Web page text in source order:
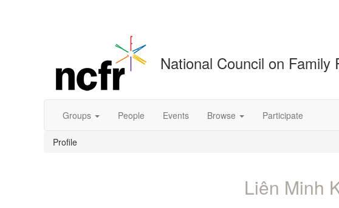
National Council on Family
Groups People Events Browse Participate
Profile
Liên Minh